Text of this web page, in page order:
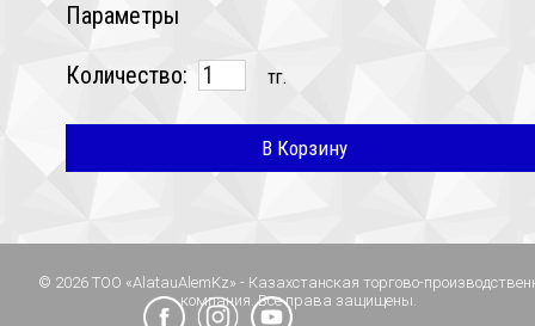
Параметры
Количество: тг.
В Корзину
© 2026 ТОО «AlatauAlemKz» - Казахстанская торгово-
компания. Все права защищены.